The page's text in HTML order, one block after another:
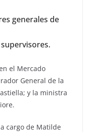
generales de
el Mercado
General de la
y la ministra
cargo de Matilde